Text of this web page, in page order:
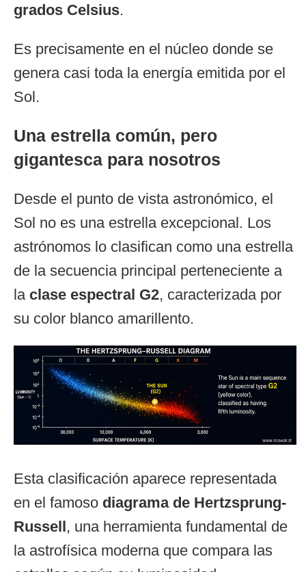
grados Celsius.
Es precisamente en el núcleo donde se
genera casi toda la energía emitida por el
Sol.
Una estrella común, pero
gigantesca para nosotros
Desde el punto de vista astronómico, el
Sol no es una estrella excepcional. Los
astrónomos lo clasifican como una estrella
de la secuencia principal perteneciente a
la clase espectral G2, caracterizada por
su color blanco amarillento.
Esta clasificación aparece representada
en el famoso diagrama de Hertzsprung-
Russell, una herramienta fundamental de
la astrofísica moderna que compara las